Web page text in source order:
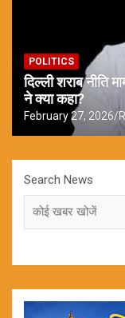
POLITICS
दिल्ली शराब नीति
ने क्या कहा?
February 27, 2026
Search News